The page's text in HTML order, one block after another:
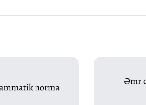
Elamet bildiren sozler